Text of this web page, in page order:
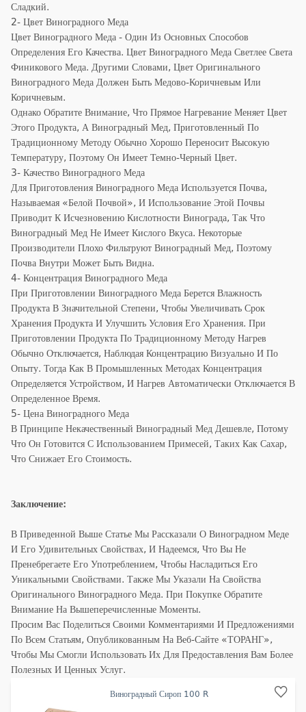
Сладкий.
2- Цвет Виноградного Меда
Цвет Виноградного Меда - Один Из Основных Способов
Определения Его Качества. Цвет Виноградного Меда Светлее Света
Финикового Меда. Другими Словами, Цвет Оригинального
Виноградного Меда Должен Быть Медово-Коричневым Или
Коричневым.
Однако Обратите Внимание, Что Прямое Нагревание Меняет Цвет
Этого Продукта, А Виноградный Мед, Приготовленный По
Традиционному Методу Обычно Хорошо Переносит Высокую
Температуру, Поэтому Он Имеет Темно-Черный Цвет.
3- Качество Виноградного Меда
Для Приготовления Виноградного Меда Используется Почва,
Называемая «белой Почвой», И Использование Этой Почвы
Приводит К Исчезновению Кислотности Винограда, Так Что
Виноградный Мед Не Имеет Кислого Вкуса. Некоторые
Производители Плохо Фильтруют Виноградный Мед, Поэтому
Почва Внутри Может Быть Видна.
4- Концентрация Виноградного Меда
При Приготовлении Виноградного Меда Берется Влажность
Продукта В Значительной Степени, Чтобы Увеличивать Срок
Хранения Продукта И Улучшить Условия Его Хранения. При
Приготовлении Продукта По Традиционному Методу Нагрев
Обычно Отключается, Наблюдая Концентрацию Визуально И По
Опыту. Тогда Как В Промышленных Методах Концентрация
Определяется Устройством, И Нагрев Автоматически Отключается В
Определенное Время.
5- Цена Виноградного Меда
В Принципе Некачественный Виноградный Мед Дешевле, Потому
Что Он Готовится С Использованием Примесей, Таких Как Сахар,
Что Снижает Его Стоимость.
Заключение:
В Приведенной Выше Статье Мы Рассказали О Виноградном Меде
И Его Удивительных Свойствах, И Надеемся, Что Вы Не
Пренебрегаете Его Употреблением, Чтобы Насладиться Его
Уникальными Свойствами. Также Мы Указали На Свойства
Оригинального Виноградного Меда. При Покупке Обратите
Внимание На Вышеперечисленные Моменты.
Просим Вас Поделиться Своими Комментариями И Предложениями
По Всем Статьям, Опубликованным На Веб-Сайте «ТОРАНГ»,
Чтобы Мы Смогли Использовать Их Для Предоставления Вам Более
Полезных И Ценных Услуг.
Виноградный Сироп 100 R